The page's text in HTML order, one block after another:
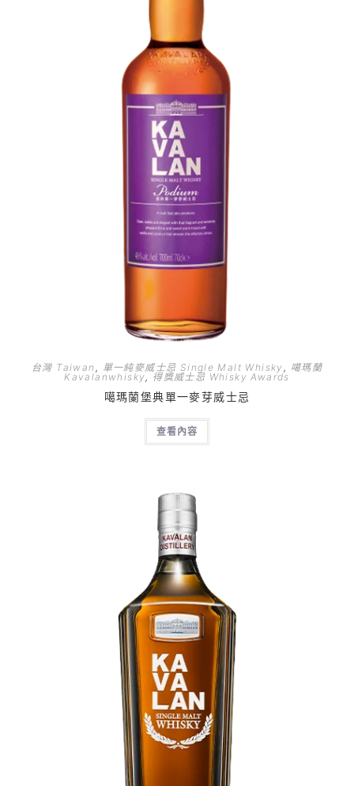
台灣 Taiwan , 單一純麥威士忌 Single Malt Whisky, 噶瑪蘭
Kavalanwhisky, 得獎威士忌 Whisky Awards
噶瑪蘭堡典單一麥芽威士忌
查看內容